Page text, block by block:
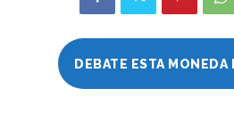
DEBATE ESTA MONEDA